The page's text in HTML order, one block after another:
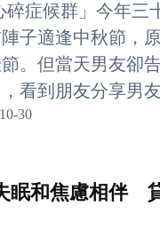
症候群」今年三
子適逢中秋節，
。但當天男友卻
看到朋友分享男
30
眠和焦慮相伴